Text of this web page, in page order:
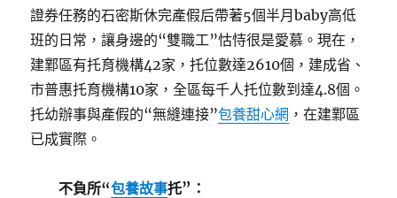
證券任務的石密斯休完產假后帶著5個半月baby高低
班的日常，讓身邊的“雙職工”怙恃很是愛慕。現在，
建鄴區有托育機構42家，托位數達2610個，建成省、
市普惠托育機構10家，全區每千人托位數到達4.8個。
托幼辦事與產假的“無縫連接”包養甜心網 ，在建鄴區
已成實際。
不負所“包養故事托”：